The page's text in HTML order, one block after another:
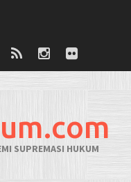
SUPREMASI HUKUM